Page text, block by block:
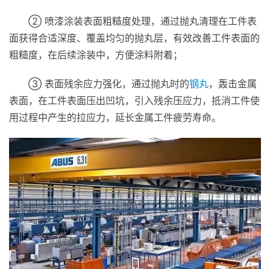
② 喷漆涂装表面粗糙度处理，通过抛丸清理在工件表
面获得合适深度、覆盖均匀的抛丸层，有效改善工件表面的
粗糙度，在后续涂装中，方便涂料附着；
③ 表面残余应力强化，通过抛丸时的钢丸，轰击金属
表面，在工件表面压出凹坑，引入残余压应力，抵消工件使
用过程中产生的拉应力，延长金属工件疲劳寿命。